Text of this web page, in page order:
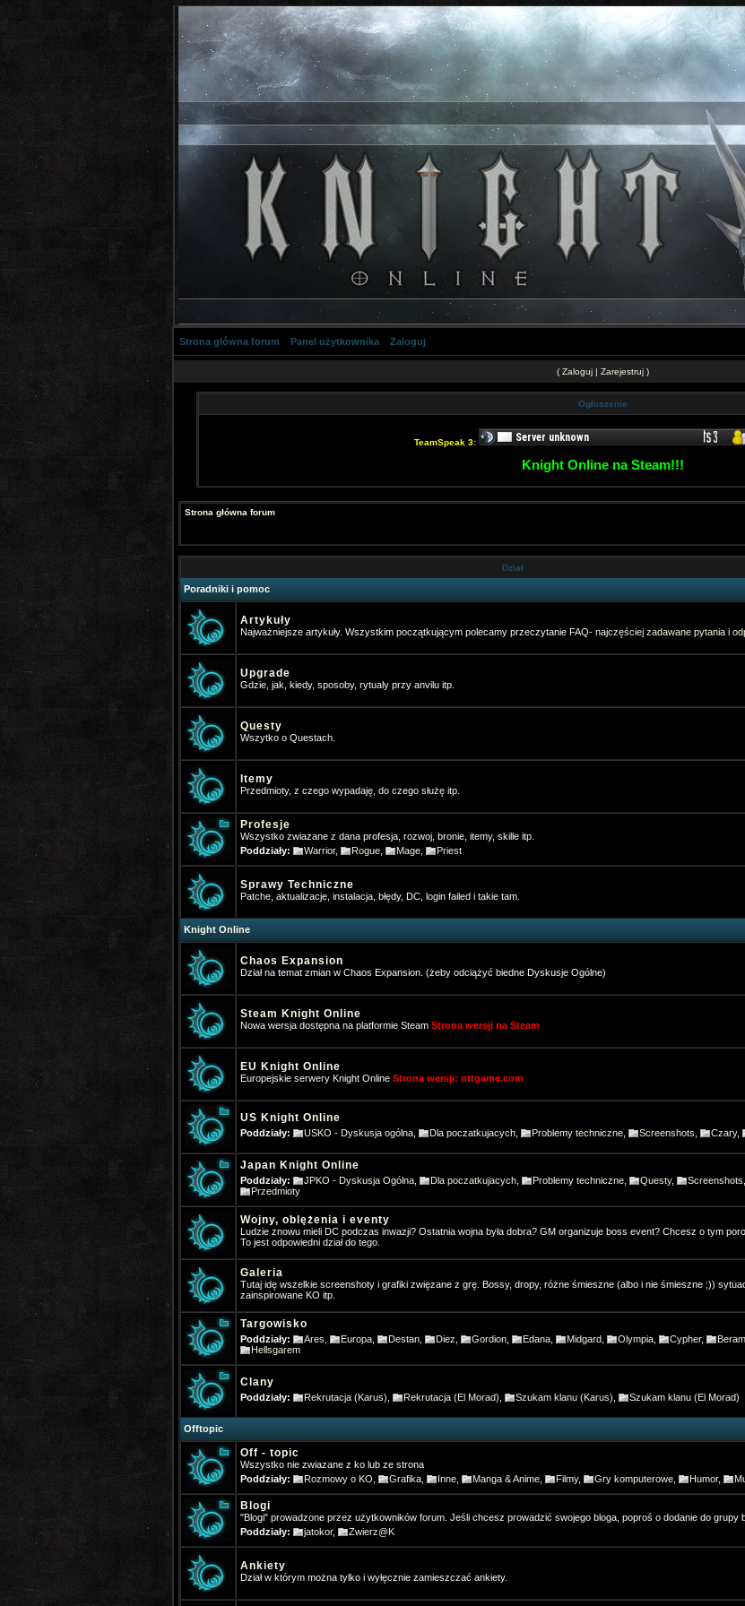
Strona główna forum Panel użytkownika Zaloguj
( Zaloguj| Zarejestruj)
Ogłoszenie
TeamSpeak 3:
Knight Online na Steam!!!
Strona główna forum
Dział
Poradniki i pomoc
Artykuły
Najważniejsze artykuły. Wszystkim początkującym polecamy przeczytanie FAQ- najczęściej zadawane pytania i
Upgrade
Gdzie, jak, kiedy, sposoby, rytualy przy anvilu itp.
Questy
Wszytko o Questach.
Itemy
Przedmioty, z czego wypadaję, do czego służę itp.
Profesje
Wszystko zwiazane z dana profesja, rozwoj, bronie, itemy, skille itp.
Poddziały:
Warrior, Rogue Mage Priest
Sprawy Techniczne
Patche, aktualizacje, instalacja, błędy, DC, login failed i takie tam.
Knight Online
Chaos Expansion
Dział na temat zmian w Chaos Expansion. (żeby odciążyć biedne Dyskusje Ogólne)
Steam Knight Online
Nowa wersja dostępna na platformie Steam Strona wersji na Steam
EU Knight Online
Europejskie serwery Knight Online Strona wersji: nttgame.com
US Knight Online
Poddziały: USKO - Dyskusja ogólna Dla poczatkujacych Problemy techniczne Screenshots Czary,
Japan Knight Online
Poddziały: JPKO - Dyskusja Ogólna Dla poczatkujacych Problemy techniczne Questy, Screenshots
Przedmioty
Wojny, oblężenia i eventy
Ludzie znowu mieli DC podczas inwazji? Ostatnia wojna była dobra? GM organizuje boss event? Chcesz o tym
To jest odpowiedni dział do tego.
Galeria
Tutaj idę wszelkie screenshoty i grafiki zwięzane z grę. Bossy, dropy, różne śmieszne (albo i nie śmieszne ;))
zainspirowane KO itp.
Targowisko
Poddziały: Ares Europa Destan Diez Gordion Edana Midgard Olympia Cypher,
Hellsgarem
Clany
Poddziały: Rekrutacja (Karus) Rekrutacja (El Morad) Szukam klanu (Karus) Szukam klanu (El Morad)
Offtopic
Off - topic
Wszystko nie zwiazane z ko lub ze strona
Poddziały:
Rozmowy o KO Grafika Inne Manga & Anime Filmy, Gry komputerowe Humor,
Blogi
"Blogi" prowadzone przez użytkowników forum. Jeśli chcesz prowadzić swojego bloga, poproś o dodanie do grupy
Poddziały:
jatokor, Zwierz@K
Ankiety
Dział w którym można tylko i wyłęcznie zamieszczać ankiety.
*Hangman- 2025-01-16 10:22:39